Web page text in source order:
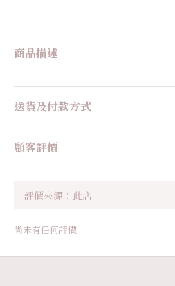
商品描述
送貨及付款方式
顧客評價
尚未有任何評價